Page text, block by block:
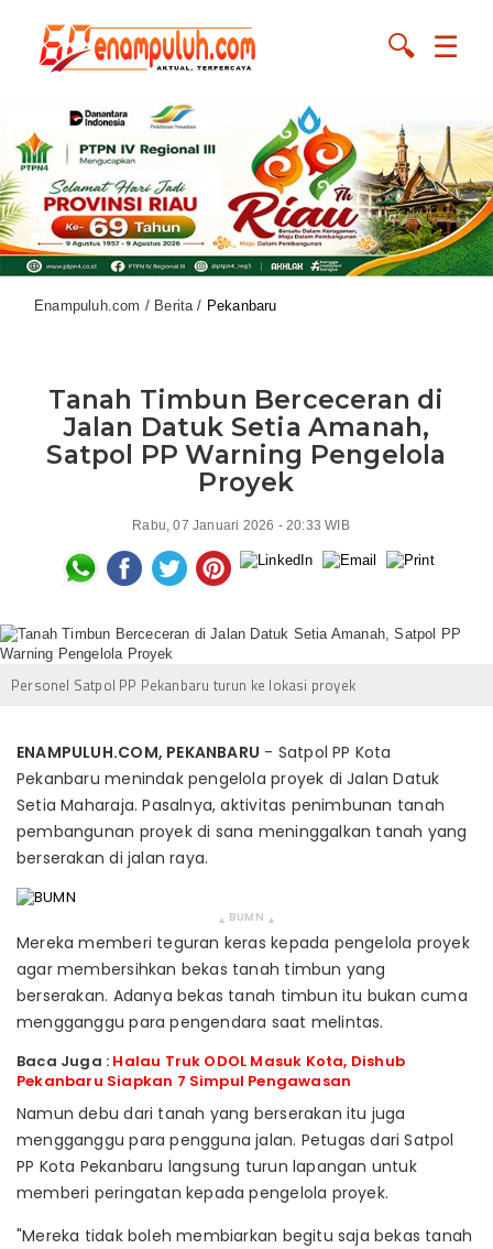
☰
🔍
Enampuluh.com / Berita / Pekanbaru
Tanah Timbun Berceceran di
Jalan Datuk Setia Amanah,
Satpol PP Warning Pengelola
Proyek
Rabu, 07 Januari 2026 - 20:33 WIB
Personel Satpol PP Pekanbaru turun ke lokasi proyek
ENAMPULUH.COM, PEKANBARU - Satpol PP Kota
Pekanbaru menindak pengelola proyek di Jalan Datuk
Setia Maharaja. Pasalnya, aktivitas penimbunan tanah
pembangunan proyek di sana meninggalkan tanah yang
berserakan di jalan raya.
▴ BUMN ▴
Mereka memberi teguran keras kepada pengelola proyek
agar membersihkan bekas tanah timbun yang
berserakan. Adanya bekas tanah timbun itu bukan cuma
mengganggu para pengendara saat melintas.
Baca Juga : Halau Truk ODOL Masuk Kota, Dishub
Pekanbaru Siapkan 7 Simpul Pengawasan
Namun debu dari tanah yang berserakan itu juga
mengganggu para pengguna jalan. Petugas dari Satpol
PP Kota Pekanbaru langsung turun lapangan untuk
memberi peringatan kepada pengelola proyek.
"Mereka tidak boleh membiarkan begitu saja bekas tanah